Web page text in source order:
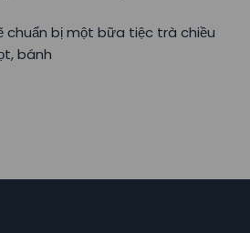
chuẩn bị một bữa tiệc trà chiều
bánh